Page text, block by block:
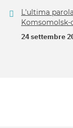
L'ultima
Komsomolsk-
24 settembre